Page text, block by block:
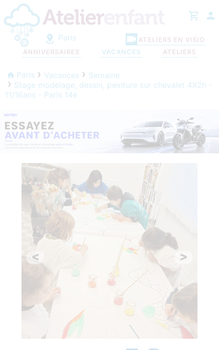
Paris
ANNIVERSAIRES VACANCES ATELIERS
ATELIERS EN VISIO
Paris Vacances
Semaine
Stage modelage, dessin, peinture sur chevalet 4X2h -
11/16ans - Paris 14è
< >